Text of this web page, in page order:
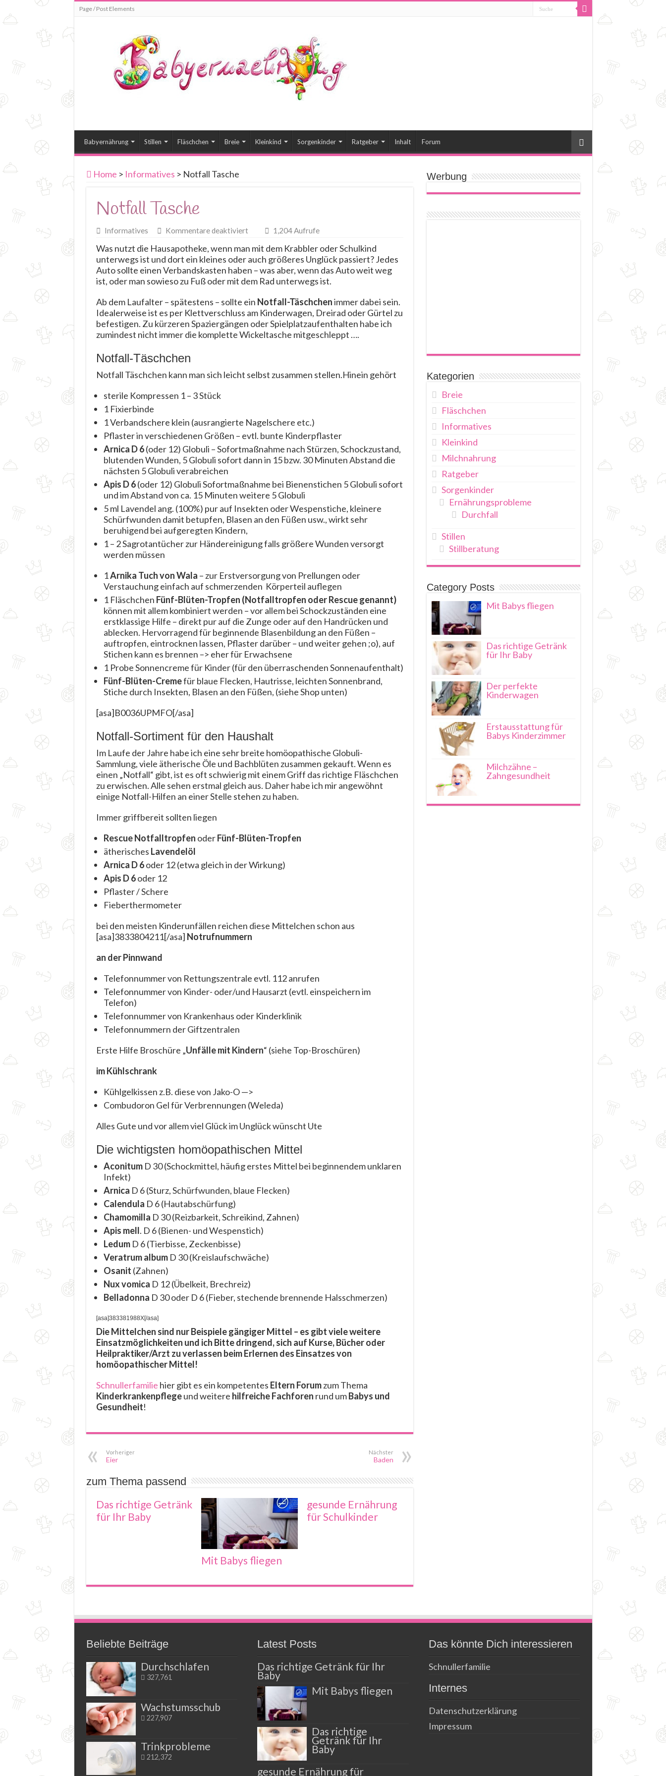
Page / Post Elements
Babyernährung Stillen Fläschchen Breie Kleinkind Sorgenkinder Ratgeber Inhalt Forum
Home > Informatives > Notfall Tasche
Notfall Tasche
Informatives Kommentare deaktiviertfür
Tasche
1,204 Aufrufe
Was nutzt die Hausapotheke, wenn man mit dem Krabbler oder Schulkind
unterwegs ist und dort ein kleines oder auch größeres Unglück passiert? Jedes
Auto sollte einen Verbandskasten haben – was aber, wenn das Auto weit weg
ist, oder man sowieso zu Fuß oder mit dem Rad unterwegs ist.
Ab dem Laufalter – spätestens – sollte ein Notfall-Täschchenimmer dabei sein.
Idealerweise ist es per Klettverschluss am Kinderwagen, Dreirad oder Gürtel zu
befestigen. Zu kürzeren Spaziergängen oder Spielplatzaufenthalten habe ich
zumindest nicht immer die komplette Wickeltasche mitgeschleppt ….
Notfall-Täschchen
Notfall Täschchen kann man sich leicht selbst zusammen stellen.Hinein gehört
sterile Kompressen 1 – 3 Stück
1 Fixierbinde
1 Verbandschere klein (ausrangierte Nagelschere etc.)
Pflaster in verschiedenen Größen – evtl. bunte Kinderpflaster
Arnica D 6(oder 12) Globuli – Sofortmaßnahme nach Stürzen, Schockzustand,
blutenden Wunden, 5 Globuli sofort dann in 15 bzw. 30 Minuten Abstand die
nächsten 5 Globuli verabreichen
Apis D 6(oder 12) Globuli Sofortmaßnahme bei Bienenstichen 5 Globuli sofort
und im Abstand von ca. 15 Minuten weitere 5 Globuli
5 ml Lavendel ang. (100%) pur auf Insekten oder Wespenstiche, kleinere
Schürfwunden damit betupfen, Blasen an den Füßen usw., wirkt sehr
beruhigend bei aufgeregten Kindern,
1 – 2 Sagrotantücher zur Händereinigung falls größere Wunden versorgt
werden müssen
1Arnika Tuch von Wala – zur Erstversorgung von Prellungen oder
Verstauchung einfach auf schmerzenden Körperteil auflegen
1 Fläschchen Fünf-Blüten-Tropfen (Notfalltropfen oder Rescue genannt)
können mit allem kombiniert werden – vor allem bei Schockzuständen eine
erstklassige Hilfe – direkt pur auf die Zunge oder auf den Handrücken und
ablecken. Hervorragend für beginnende Blasenbildung an den Füßen –
auftropfen, eintrocknen lassen, Pflaster darüber – und weiter gehen ;o), auf
Stichen kann es brennen –> eher für Erwachsene
1 Probe Sonnencreme für Kinder (für den überraschenden Sonnenaufenthalt)
Fünf-Blüten-Cremefür blaue Flecken, Hautrisse, leichten Sonnenbrand,
Stiche durch Insekten, Blasen an den Füßen, (siehe Shop unten)
[asa]B0036UPMFO[/asa]
Notfall-Sortiment für den Haushalt
Im Laufe der Jahre habe ich eine sehr breite homöopathische Globuli-
Sammlung, viele ätherische Öle und Bachblüten zusammen gekauft. Wenn es
einen „Notfall“ gibt, ist es oft schwierig mit einem Griff das richtige Fläschchen
zu erwischen. Alle sehen erstmal gleich aus. Daher habe ich mir angewöhnt
einige Notfall-Hilfen an einer Stelle stehen zu haben.
Immer griffbereit sollten liegen
Rescue Notfalltropfen oderFünf-Blüten-Tropfen
ätherisches Lavendelöl
Arnica D 6oder 12 (etwa gleich in der Wirkung)
Apis D 6oder 12
Pflaster / Schere
Fieberthermometer
bei den meisten Kinderunfällen reichen diese Mittelchen schon aus
[asa]3833804211[/asa] Notrufnummern
an der Pinnwand
Telefonnummer von Rettungszentrale evtl. 112 anrufen
Telefonnummer von Kinder- oder/und Hausarzt (evtl. einspeichern im
Telefon)
Telefonnummer von Krankenhaus oder Kinderklinik
Telefonnummern der Giftzentralen
Erste Hilfe Broschüre „Unfälle mit Kindern“ (siehe Top-Broschüren)
im Kühlschrank
Kühlgelkissen z.B. diese von Jako-O —>
Combudoron Gel für Verbrennungen (Weleda)
Alles Gute und vor allem viel Glück im Unglück wünscht Ute
Die wichtigsten homöopathischen Mittel
AconitumD 30 (Schockmittel, häufig erstes Mittel bei beginnendem unklaren
Infekt)
Arnica D 6 (Sturz, Schürfwunden, blaue Flecken)
Calendula D 6 (Hautabschürfung)
Chamomilla D 30 (Reizbarkeit, Schreikind, Zahnen)
Apis mell. D 6 (Bienen- und Wespenstich)
LedumD 6 (Tierbisse, Zeckenbisse)
Veratrum albumD 30 (Kreislaufschwäche)
Osanit (Zahnen)
Nux vomica D 12 (Übelkeit, Brechreiz)
Belladonna D 30 oder D 6 (Fieber, stechende brennende Halsschmerzen)
[asa]383381988X[/asa]
Die Mittelchen sind nur Beispiele gängiger Mittel – es gibt viele weitere
Einsatzmöglichkeiten und ich Bitte dringend, sich auf Kurse, Bücher oder
Heilpraktiker/Arzt zu verlassen beim Erlernen des Einsatzes von
homöopathischer Mittel!
Schnullerfamilie hier gibt es ein kompetentes Eltern Forumzum Thema
Kinderkrankenpflegeund weitere hilfreiche Fachforen rund umBabys und
Gesundheit!
Vorheriger
Eier
Nächster
Baden
zum Thema passend
Das richtige Getränk
für Ihr Baby
Mit Babys fliegen
gesunde Ernährung
für Schulkinder
Werbung
Kategorien
Breie
Fläschchen
Informatives
Kleinkind
Milchnahrung
Ratgeber
Sorgenkinder
Ernährungsprobleme
Durchfall
Stillen
Stillberatung
Category Posts
Mit Babys fliegen
Das richtige Getränk
für Ihr Baby
Der perfekte
Kinderwagen
Erstausstattung für
Babys Kinderzimmer
Milchzähne –
Zahngesundheit
Beliebte Beiträge
Durchschlafen
327,761
Wachstumsschub
227,907
Trinkprobleme
212,372
Latest Posts
Das richtige Getränk für Ihr
Baby
Mit Babys fliegen
Das richtige
Getränk für Ihr
Baby
gesunde Ernährung für
Das könnte Dich interessieren
Schnullerfamilie
Internes
Datenschutzerklärung
Impressum